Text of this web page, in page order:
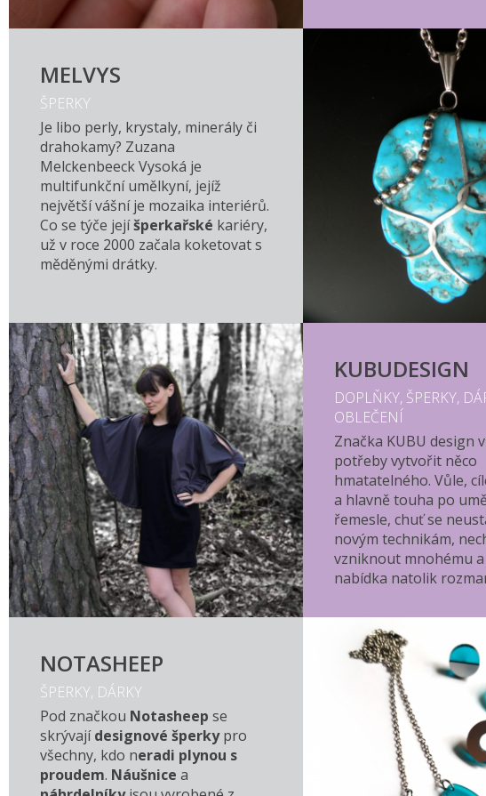
MELVYS
ŠPERKY
Je libo perly, krystaly, minerály či
drahokamy? Zuzana
Melckenbeeck Vysoká je
multifunkční umělkyní, jejíž
největší vášní je mozaika interiérů.
Co se týče jejíšperkařské kariéry,
už v roce 2000 začala koketovat s
měděnými drátky.
KUBUDESIGN
DOPLŇKY, ŠPERKY,
OBLEČENÍ
Značka KUBU design
potřeby vytvořit něco
hmatatelného. Vůle,
a hlavně touha po
řemesle, chuť se
novým technikám,
vzniknout mnohému
nabídka natolik
NOTASHEEP
ŠPERKY, DÁRKY
Pod značkou Notasheep se
skrývajídesignové šperkypro
všechny, kdo neradi plynou s
proudem. Náušnice a